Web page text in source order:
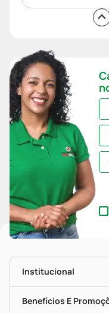
Institucional
Nossas Lojas
Benefícios E